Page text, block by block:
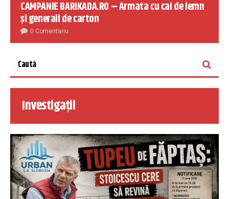
CAMPANIE BARIKADA.RO – Armata cu cai de lemn
și generali de carton
0 Comentariu
Investigații